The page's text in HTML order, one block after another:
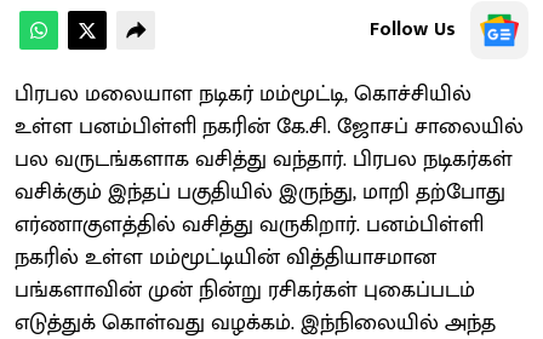
Follow Us
பிரபல மலையாள நடிகர் மம்மூட்டி, கொச்சியில்
உள்ள பனம்பிள்ளி நகரின் கே.சி. ஜோசப் சாலையில்
பல வருடங்களாக வசித்து வந்தார். பிரபல நடிகர்கள்
வசிக்கும் இந்தப் பகுதியில் இருந்து, மாறி தற்போது
எர்ணாகுளத்தில் வசித்து வருகிறார். பனம்பிள்ளி
நகரில் உள்ள மம்மூட்டியின் வித்தியாசமான
பங்களாவின் முன் நின்று ரசிகர்கள் புகைப்படம்
எடுத்துக் கொள்வது வழக்கம். இந்நிலையில் அந்த